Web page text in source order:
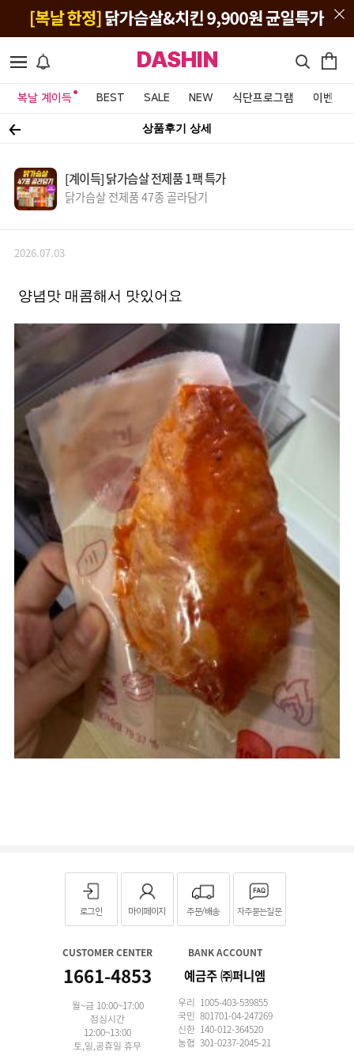
DASHIN
복날 계이득 BEST SALE NEW 식단프로그램 이벤트&
상품후기 상세
[계이득] 닭가슴살 전제품 1팩 특가
닭가슴살 전제품 47종 골라담기
2026.07.03
양념맛 매콤해서 맛있어요
로그인 마이페이지 주문/배송 자주묻는질문
CUSTOMER CENTER
1661-4853
월~금 10:00~17:00
점심시간
12:00~13:00
토,일,공휴일 휴무
BANK ACCOUNT
예금주 ㈜퍼니엠
우리 1005-403-539855
국민 801701-04-247269
신한 140-012-364520
농협 301-0237-2045-21